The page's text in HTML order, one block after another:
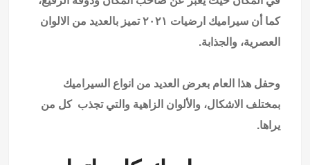
كما أن سيراميك ارضيات ٢٠٢١ تميز بالعديد من الالوان
العصرية، والجذابة.
وحفل هذا العام بعرض العديد من انواع السيراميك
بمختلف الاشكال، والألوان الزاهية والتي تجذب كل من
يراها.